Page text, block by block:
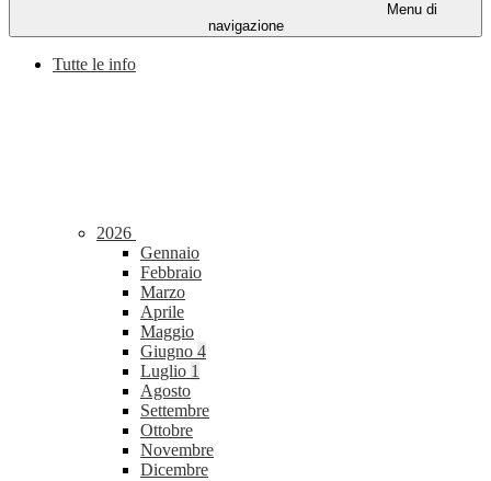
Menu di
navigazione
Tutte le info
2026
Gennaio
Febbraio
Marzo
Aprile
Maggio
Giugno 4
Luglio 1
Agosto
Settembre
Ottobre
Novembre
Dicembre